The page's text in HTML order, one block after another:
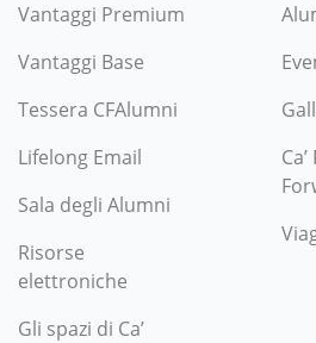
Vantaggi Premium
Vantaggi Base
Tessera CFAlumni
Lifelong Email
Sala degli Alumni
Risorse
elettroniche
Gli spazi di Ca’